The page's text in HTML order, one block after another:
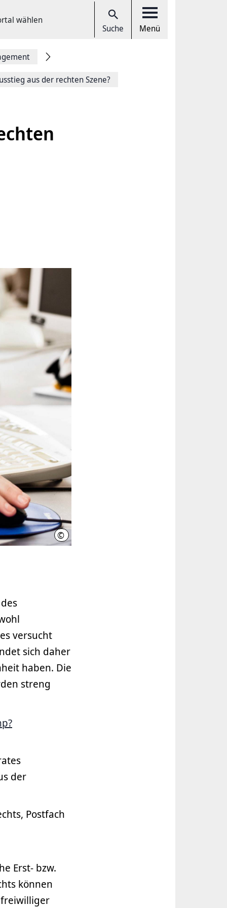
wählen
Suche Menü
aus der rechten Szene?
© Region Hannover, Terzka
versucht
sich daher
haben. Die
streng
der
Postfach
Erst- bzw.
können